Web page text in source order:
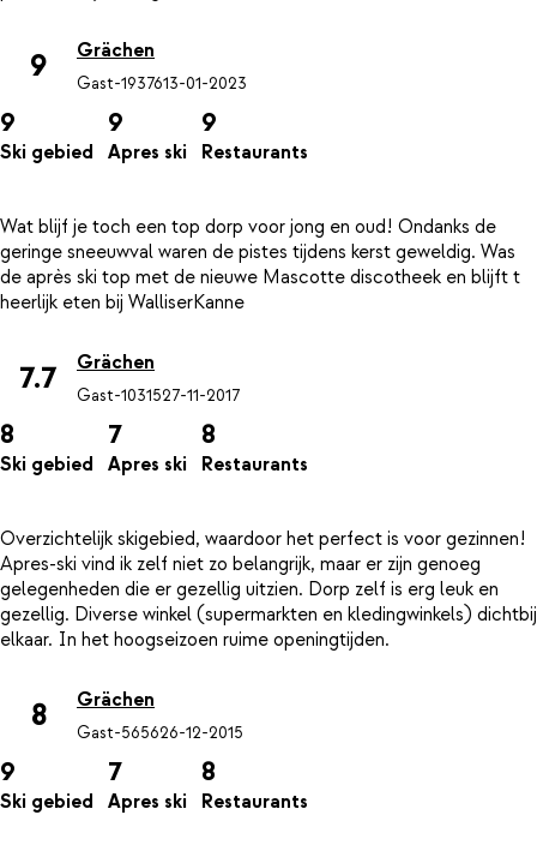
9 Grächen
Gast-1937613-01-2023
9
Ski gebied
9
Apres ski
9
Restaurants
Wat blijf je toch een top dorp voor jong en oud! Ondanks de
geringe sneeuwval waren de pistes tijdens kerst geweldig. Was
de après ski top met de nieuwe Mascotte discotheek en blijft t
7.7 Grächen
Gast-1031527-11-2017
8
Ski gebied
7
Apres ski
8
Restaurants
Overzichtelijk skigebied, waardoor het perfect is voor gezinnen!
Apres-ski vind ik zelf niet zo belangrijk, maar er zijn genoeg
gelegenheden die er gezellig uitzien. Dorp zelf is erg leuk en
gezellig. Diverse winkel (supermarkten en kledingwinkels) dichtbij
8 Grächen
Gast-565626-12-2015
9
Ski gebied
7
Apres ski
8
Restaurants